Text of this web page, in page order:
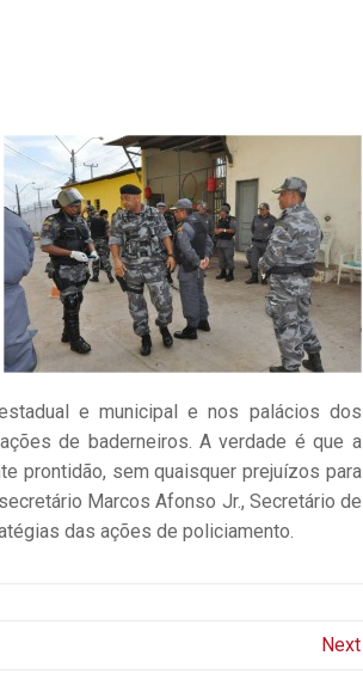
e municipal e nos palácios dos
de baderneiros. A verdade é que a
prontidão, sem quaisquer prejuízos para
Marcos Afonso Jr., Secretário de
das ações de policiamento.
Next